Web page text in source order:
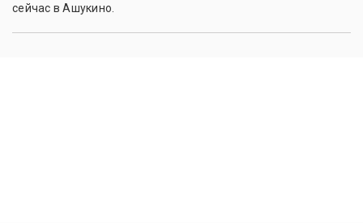
сейчас в Ашукино.